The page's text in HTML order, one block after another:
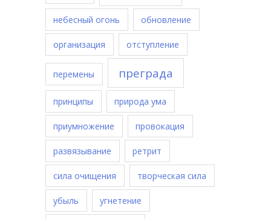
небесный огонь обновление
организация отступление
перемены преграда
принципы природа ума
приумножение провокация
развязывание ретрит
сила очищения творческая сила
убыль угнетение